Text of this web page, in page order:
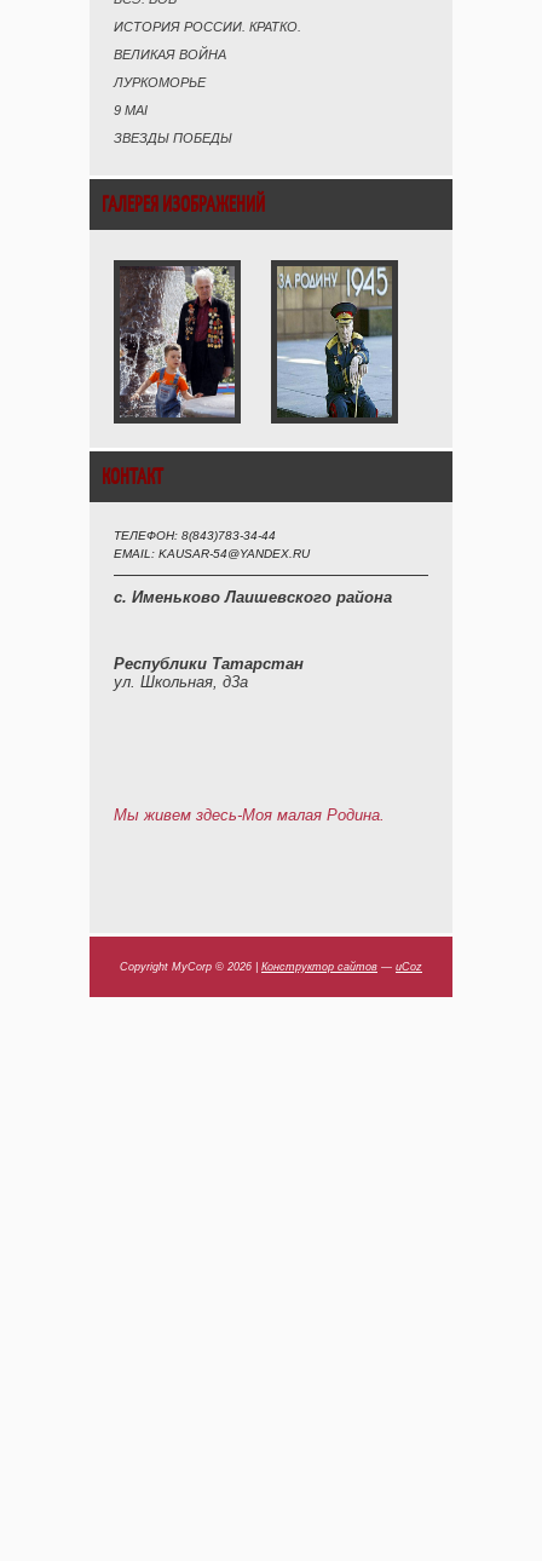
ИСТОРИЯ РОССИИ. КРАТКО.
ВЕЛИКАЯ ВОЙНА
ЛУРКОМОРЬЕ
9 MAI
ЗВЕЗДЫ ПОБЕДЫ
ГАЛЕРЕЯ ИЗОБРАЖЕНИЙ
КОНТАКТ
ТЕЛЕФОН: 8(843)783-34-44
EMAIL: KAUSAR-54@YANDEX.RU
с. Именьково Лаишевского района
Республики Татарстан
ул. Школьная, д3а
Мы живем здесь-Моя малая Родина.
Copyright MyCorp © 2026 Конструктор сайтов — uCoz